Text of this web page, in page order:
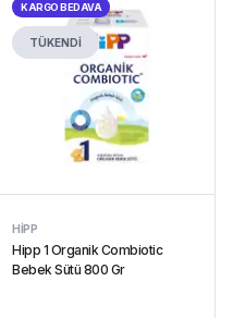
KARGO BEDAVA
TÜKENDİ
HIPP
Hipp 1 Organik Combiotic
Bebek Sütü 800 Gr